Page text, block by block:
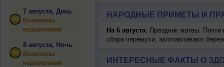
7 августа, День
Возможны
недомогания
8 августа, Ночь
Возможны
недомогания
НАРОДНЫЕ ПРИМЕТЫ И
На 6 августа: Праздник жатвы. Почти
сбора черемухи, заготавливают
ИНТЕРЕСНЫЕ ФАКТЫ О